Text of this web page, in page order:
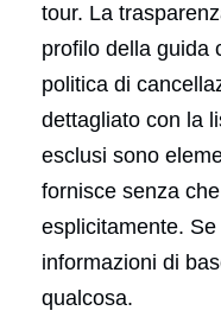
tour. La
profilo della guida
politica di
dettagliato con la
esclusi sono
fornisce senza
esplicitamente.
informazioni di
qualcosa.